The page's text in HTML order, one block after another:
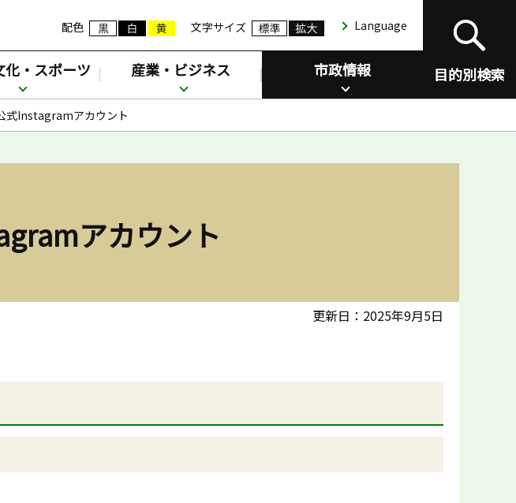
配色 文字サイズ Language
目的別検索
化・スポーツ 産業・ビジネス 市政情報
式Instagramアカウント
アカウント
更新日：2025年9月5日